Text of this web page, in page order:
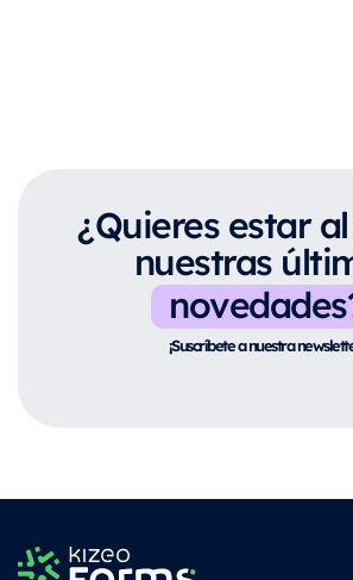
¿Quieres estar
nuestras
¡Suscríbete a nuestra